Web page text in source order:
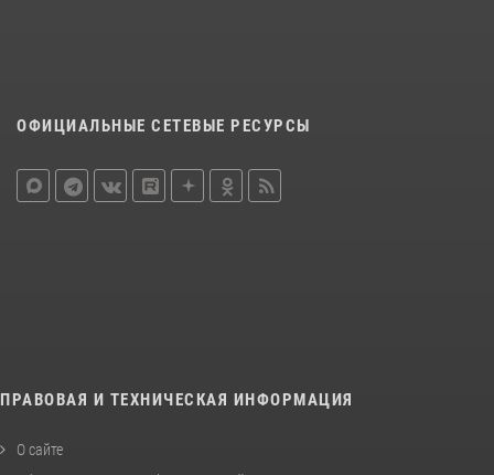
ОФИЦИАЛЬНЫЕ СЕТЕВЫЕ РЕСУРСЫ
ПРАВОВАЯ И ТЕХНИЧЕСКАЯ ИНФОРМАЦИЯ
О сайте